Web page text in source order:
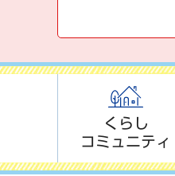
くらし
コミュニティ